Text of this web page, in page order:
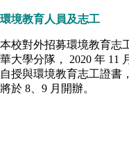
環境教育人員及志工
本校對外招募環境教育志
華大學分隊， 2020 年 11
自授與環境教育志工證書
將於 8、9 月開辦。